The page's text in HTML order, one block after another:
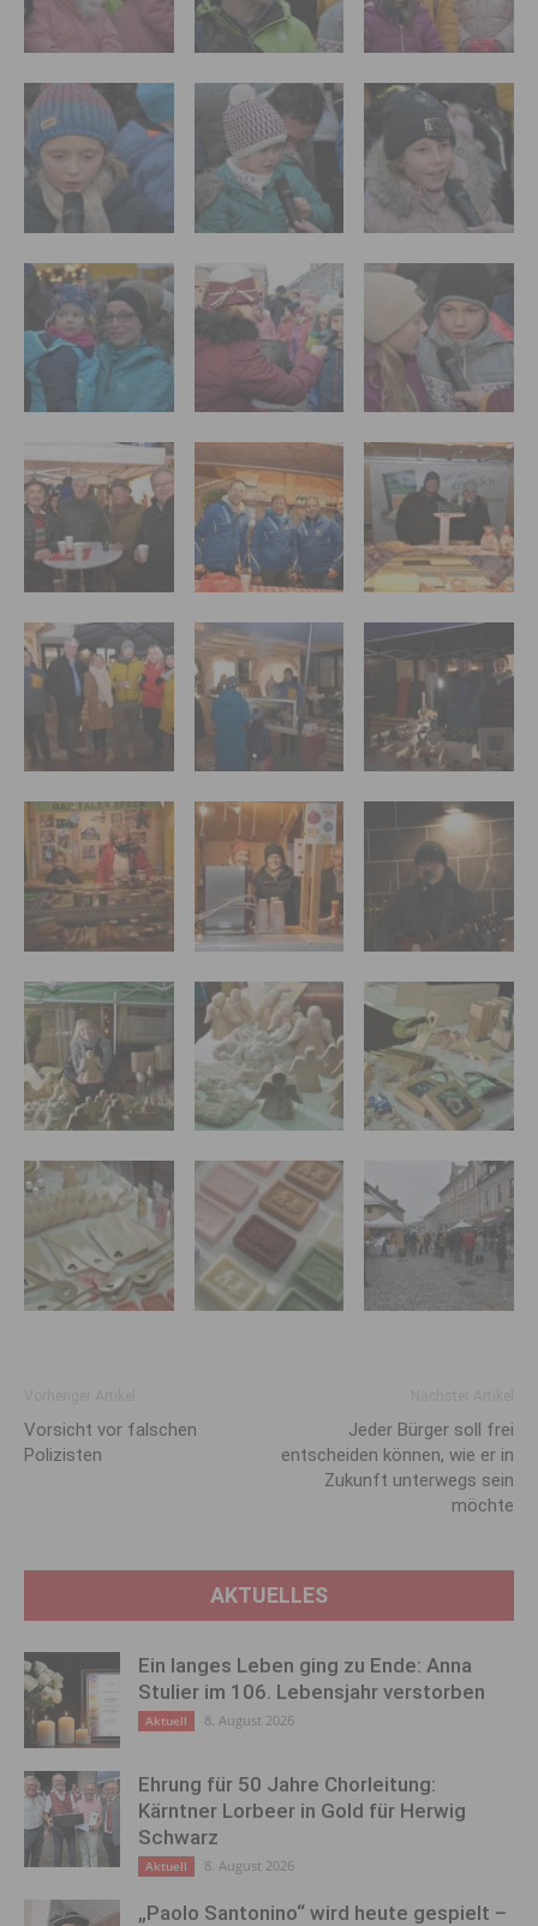
Vorsicht vor falschen
Polizisten
Jeder Bürger soll frei
entscheiden können, wie er in
Zukunft unterwegs sein
möchte
AKTUELLES
Ein langes Leben ging zu Ende: Anna
Stulier im 106. Lebensjahr verstorben
Aktuell 8. August 2026
Ehrung für 50 Jahre Chorleitung:
Kärntner Lorbeer in Gold für Herwig
Schwarz
Aktuell 8. August 2026
„Paolo Santonino“ wird heute gespielt –